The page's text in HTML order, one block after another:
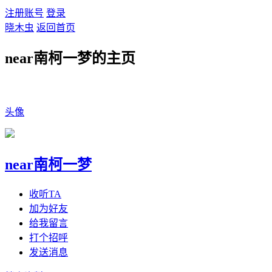
注册账号 登录
晓木虫 返回首页
near南柯一梦的主页
头像
near南柯一梦
收听TA
加为好友
给我留言
打个招呼
发送消息